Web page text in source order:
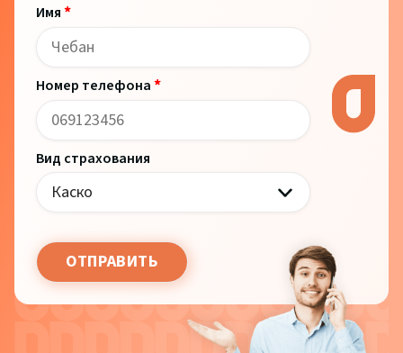
Имя*
Номер телефона*
Вид страхования